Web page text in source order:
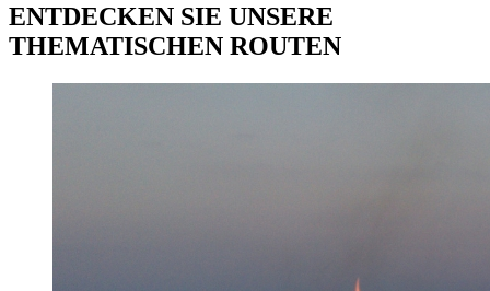
ENTDECKEN SIE UNSERE
THEMATISCHEN ROUTEN